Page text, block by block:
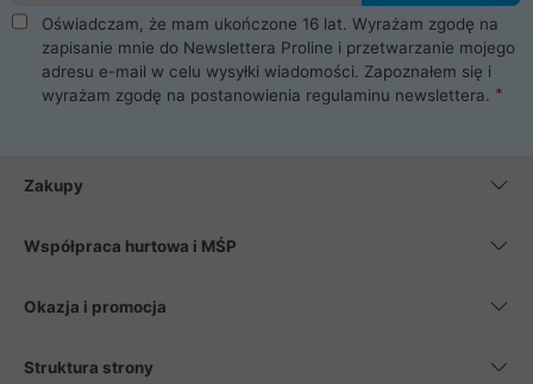
Oświadczam, że mam ukończone 16 lat. Wyrażam zgodę na
zapisanie mnie do Newslettera Proline i przetwarzanie mojego
adresu e-mail w celu wysyłki wiadomości. Zapoznałem się i
wyrażam zgodę na postanowienia regulaminu newslettera.
Zakupy
Współpraca hurtowa i MŚP
Okazja i promocja
Struktura strony